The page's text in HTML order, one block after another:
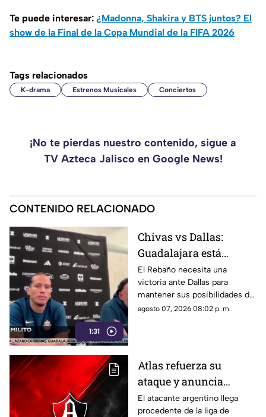
Te puede interesar: ¿Madonna, Shakira y BTS juntos? El
show de la Final de la Copa Mundial de la FIFA 2026
Tags relacionados
K-drama Estrenos Musicales Conciertos
¡No te pierdas nuestro contenido, sigue a
TV Azteca Jalisco en Google News!
CONTENIDO RELACIONADO
1:31
Chivas vs Dallas:
Guadalajara está
obligado a ganar para
seguir vivo en la
Leagues Cup
El Rebaño necesita una
victoria ante Dallas para
mantener sus posibilidades de
avanzar; José Castillo será baja
agosto 07, 2026 08:02 p. m.
Atlas refuerza su
ataque y anuncia
nuevo fichaje argentino
El atacante argentino llega
procedente de la liga de